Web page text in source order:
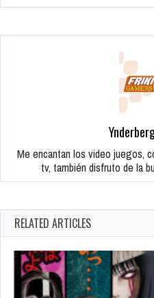
Me encantan los video juegos,
tv, también disfruto de la
RELATED ARTICLES